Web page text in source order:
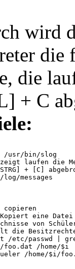
wird
die
die
+ C
/usr/bin/slog
laufen die
+ [C]
messages
copieren
eine
von
die
etc/passwd |
foo.dat /home/$i
/home/$i/